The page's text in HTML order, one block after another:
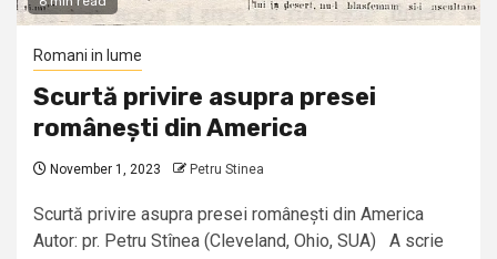
Romani in lume
Scurtă privire asupra presei
românești din America
November 1, 2023 Petru Stinea
Scurtă privire asupra presei românești din America
Autor: pr. Petru Stînea (Cleveland, Ohio, SUA) A scrie